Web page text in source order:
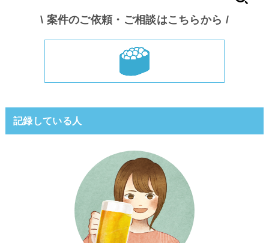
\ 案件のご依頼・ご相談はこちらから /
記録している人